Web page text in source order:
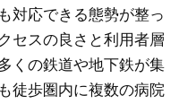
対応できる態勢が整っ
セスの良さと利用者層
くの鉄道や地下鉄が集
徒歩圏内に複数の病院